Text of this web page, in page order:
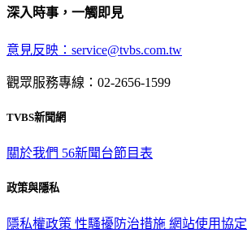
深入時事，一觸即見
意見反映：service@tvbs.com.tw
觀眾服務專線：02-2656-1599
TVBS新聞網
關於我們 56新聞台節目表
政策與隱私
隱私權政策 性騷擾防治措施 網站使用協定